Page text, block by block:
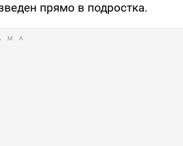
прямо в подростка.